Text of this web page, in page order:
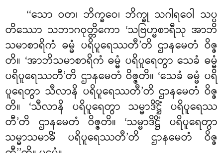
‘‘သောဝတ၊ ဘိက္ခဝေ၊ ဘိက္ခု သဂါရဝေါ သပ္ပ
တိဿော သဘာဂဝုတ္တိကော ‘သဗြဟ္မစာရီသု အာဘိ
သမာစာရိကံ ဓမ္မံ ပရိပူရေဿတီ’တိ ဌာနမေတံ ဝိဇ္ဇ
တိ။ ‘အာဘိသမာစာရိကံ ဓမ္မံ ပရိပူရေတွာ သေခံ ဓမ္မံ
ပရိပူရေဿတီ’တိ ဌာနမေတံ ဝိဇ္ဇတိ။ ‘သေခံ ဓမ္မံ ပရိ
ပူရေတွာ သီလာနိ ပရိပူရေဿတီ’တိ ဌာနမေတံ ဝိဇ္ဇ
တိ။ ‘သီလာနိ ပရိပူရေတွာ သမ္မာဒိဋ္ဌိံ ပရိပူရေဿ
တီ’တိ ဌာနမေတံ ဝိဇ္ဇတိ။ ‘သမ္မာဒိဋ္ဌိံ ပရိပူရေတွာ
သမ္မာသမာဓိံ ပရိပူရေဿတီ’တိ ဌာနမေတံ ဝိဇ္ဇ